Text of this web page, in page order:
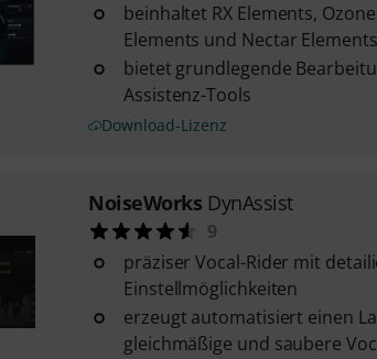
beinhaltet RX Elements,
Elements und Nectar Elements
bietet grundlegende
Assistenz-Tools
Download-Lizenz
NoiseWorks DynAssist
9
präziser Vocal-Rider mit
Einstellmöglichkeiten
erzeugt automatisiert einen
gleichmäßige und saubere